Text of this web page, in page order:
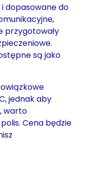
dopasowane do
przygotowały
są jako
jednak aby
warto
Cena będzie